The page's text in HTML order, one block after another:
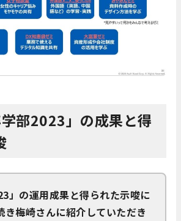
部2023」の成果と得
」の運用成果と得られた示唆に
き梅崎さんに紹介していただき